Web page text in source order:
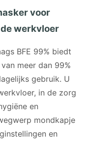
voor
werkvloer
BFE 99% biedt
meer dan 99%
gebruik. U
in de zorg
en
mondkapje
en